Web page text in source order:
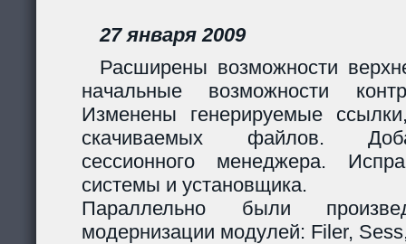
27 января 2009
Расширены возможности
начальные возможности
Изменены генерируемые
скачиваемых файлов.
сессионного менеджера.
системы и установщика.
Параллельно были
модернизации модулей: Filer,